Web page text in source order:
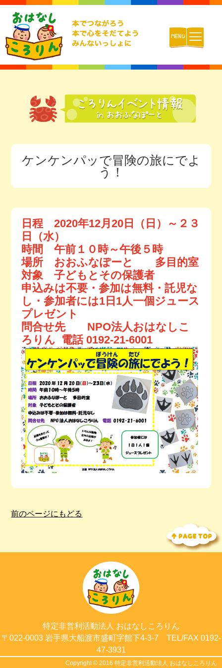
おはなしころりんとは
チームの紹介
活動報告ブログ
今月の予定
活動場所のご案内
ファンクラブのご案内
お問い合わせ
ケンケンパッで冒険の旅にでよ
う！
日程2020年12月20日（日）～２３
日（水）
時間
午前１０時～午後５時
場所おおふなぽーと 多目的室
対象子どもとその保護者
申込みは不要・参加は無料・託児な
し・参加者には1日1人一個ジュース
プレゼント
問合せ先NPO法人おはなしこ
ろりん 電話 0192-21-6001
前のページにもどる
特定非営利活動法人 おはなしころりん
〒022-0003 岩手県大船渡市盛町字館下4-3-7 TEL/FAX 0192-
47-3931
Copyright © 2016 特定非営利活動法人 おはなしころりん